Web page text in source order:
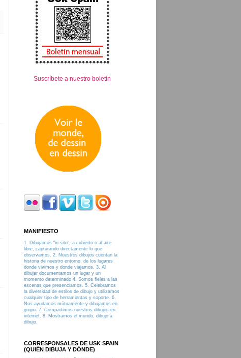
Suscríbete a nuestro boletín
MANIFIESTO
1. Dibujamos "in situ", a cubierto o al aire
libre, capturando directamente lo que
observamos. 2. Nuestros dibujos cuentan la
historia de nuestro entorno, de los lugares
donde vivimos y donde viajamos. 3. Al
dibujar documentamos un lugar y un
momento determinado 4. Somos fieles a las
escenas que presenciamos. 5. Celebramos
la diversidad de estilos de dibujo y utilizamos
cualquier tipo de herramientas y soporte. 6.
Nos ayudamos mútuamente y dibujamos en
grupo. 7. Compartimos nuestros dibujos en
internet. 8. Mostramos el mundo, dibujo a
dibujo.
CORRESPONSALES DE USK SPAIN
(QUIÉN DIBUJA Y DÓNDE)